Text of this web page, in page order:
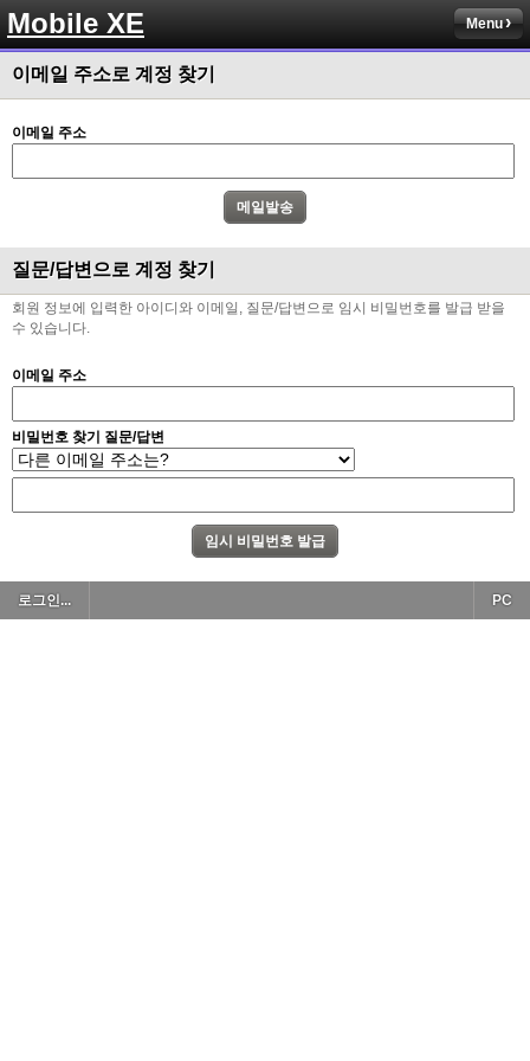
Mobile XE Menu
이메일 주소로 계정 찾기
이메일 주소
질문/답변으로 계정 찾기
회원 정보에 입력한 아이디와 이메일, 질문/답변으로 임시 비밀번호를 발급 받을
수 있습니다.
이메일 주소
비밀번호 찾기 질문/답변
로그인... PC